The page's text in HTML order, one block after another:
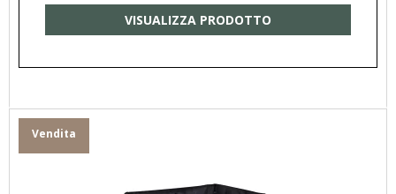
VISUALIZZA PRODOTTO
Vendita